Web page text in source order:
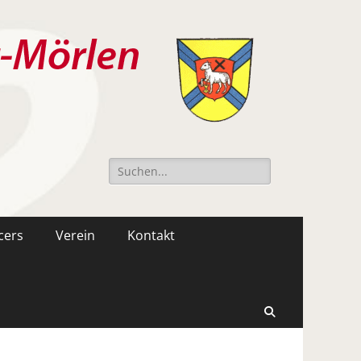
Suche
nach:
Verein Kontakt